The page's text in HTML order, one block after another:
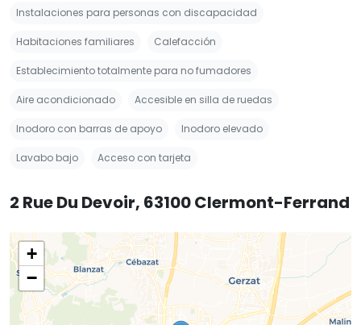
Instalaciones para personas con discapacidad
Habitaciones familiares Calefacción
Establecimiento totalmente para no fumadores
Aire acondicionado Accesible en silla de ruedas
Inodoro con barras de apoyo Inodoro elevado
Lavabo bajo Acceso con tarjeta
2 Rue Du Devoir, 63100 Clermont-Ferrand
+
−